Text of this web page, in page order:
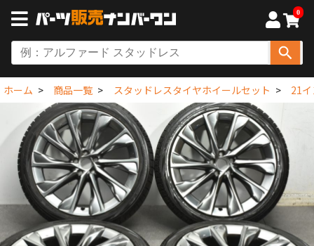
0
ホーム 商品一覧 スタッドレスタイヤホイールセット 21